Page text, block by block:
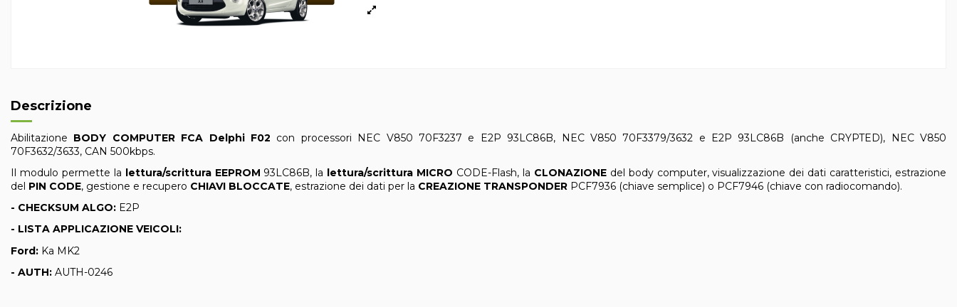
Descrizione
Abilitazione BODY COMPUTER FCA Delphi F02 con processori NEC V850 70F3237 e E2P 93LC86B, NEC V850 70F3379/3632 e E2P 93LC86B (anche CRYPTED), NEC V850
70F3632/3633, CAN 500kbps.
Il modulo permette la lettura/scrittura EEPROM 93LC86B, la lettura/scrittura MICRO CODE-Flash, la CLONAZIONEdel body computer, visualizzazione dei dati caratteristici, estrazione
del PIN CODE, gestione e recupero CHIAVI BLOCCATE, estrazione dei dati per la CREAZIONE TRANSPONDER PCF7936 (chiave semplice) o PCF7946 (chiave con radiocomando).
- CHECKSUM ALGO: E2P
- LISTA APPLICAZIONE VEICOLI:
Ford: Ka MK2
- AUTH: AUTH-0246